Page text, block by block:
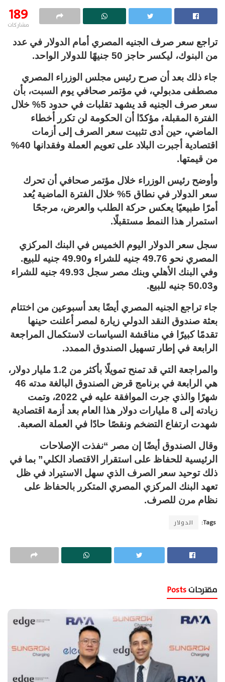
189
مشاركات
تراجع سعر صرف الجنيه المصري أمام الدولار في عدد
من البنوك، ليكسر حاجز 50 جنيهًا للدولار الواحد.
جاء ذلك بعد أن صرح رئيس مجلس الوزراء المصري
مصطفى مدبولي، في مؤتمر صحافي يوم السبت، بأن
سعر صرف الجنيه قد يشهد تقلبات في حدود 5% خلال
الفترة المقبلة، مؤكدًا أن الحكومة لن تكرر أخطاء
الماضي، حين أدى تثبيت سعر الصرف إلى أزمات
اقتصادية أجبرت البلاد على تعويم العملة وفقدانها 40%
من قيمتها.
وأوضح رئيس الوزراء خلال مؤتمر صحافي أن تحرك
سعر الدولار في نطاق 5% خلال الفترة الماضية يُعد
أمرًا طبيعيًا يعكس حركة الطلب والعرض، مرجحًا
استمرار هذا النمط مستقبلًا.
سجل سعر الدولار اليوم الخميس في البنك المركزي
المصري نحو 49.76 جنيه للشراء و49.90 جنيه للبيع.
وفي البنك الأهلي وبنك مصر سجل 49.93 جنيه للشراء
و50.03 جنيه للبيع.
جاء تراجع الجنيه المصري أيضًا بعد أسبوعين من اختتام
بعثة صندوق النقد الدولي زيارة لمصر أعلنت حينها
تقدمًا كبيرًا في مناقشة السياسات لاستكمال المراجعة
الرابعة في إطار تسهيل الصندوق الممدد.
والمراجعة التي قد تمنح تمويلًا بأكثر من 1.2 مليار دولار،
هي الرابعة في برنامج قرض الصندوق البالغة مدته 46
شهرًا والذي جرت الموافقة عليه في 2022، وتمت
زيادته إلى 8 مليارات دولار هذا العام بعد أزمة اقتصادية
شهدت ارتفاع التضخم ونقصًا حادًا في العملة الصعبة.
وقال الصندوق أيضًا إن مصر “نفذت الإصلاحات
الرئيسية للحفاظ على استقرار الاقتصاد الكلي” بما في
ذلك توحيد سعر الصرف الذي سهل الاستيراد في ظل
تعهد البنك المركزي المصري المتكرر بالحفاظ على
نظام مرن للصرف.
Tags: الدولار
مقترحات